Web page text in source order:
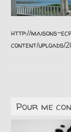
http://maisons-
content/uploads/
Pour me